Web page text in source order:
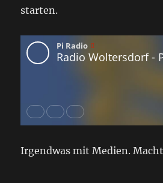
starten.
Irgendwas mit Medien.